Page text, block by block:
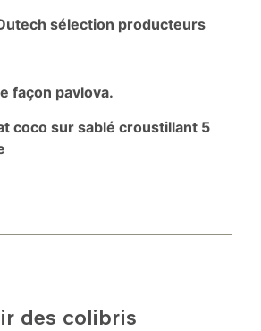
sélection producteurs
façon pavlova.
coco sur sablé croustillant 5
des colibris